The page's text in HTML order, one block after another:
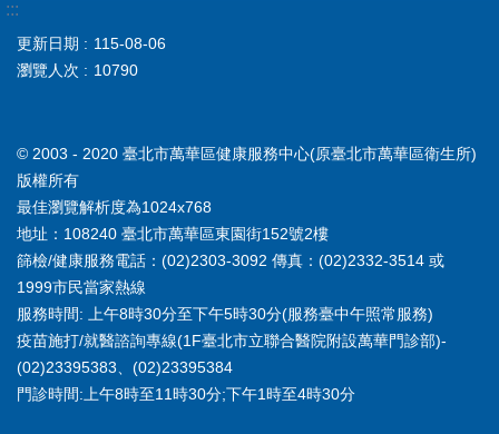
:::
更新日期
115-08-06
瀏覽人次
10790
© 2003 - 2020 臺北市萬華區健康服務中心(原臺北市萬華區衛生所)
版權所有
最佳瀏覽解析度為1024x768
地址：108240 臺北市萬華區東園街152號2樓
篩檢/健康服務電話：(02)2303-3092 傳真：(02)2332-3514 或
1999市民當家熱線
服務時間: 上午8時30分至下午5時30分(服務臺中午照常服務)
疫苗施打/就醫諮詢專線(1F臺北市立聯合醫院附設萬華門診部)-
(02)23395383、(02)23395384
門診時間:上午8時至11時30分;下午1時至4時30分